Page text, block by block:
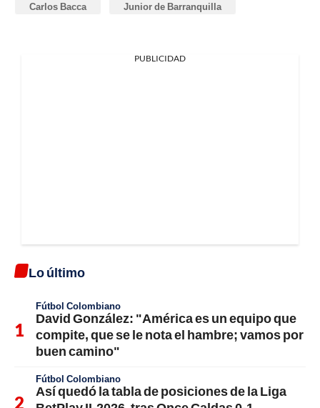
Carlos Bacca Junior de Barranquilla
PUBLICIDAD
Lo último
Fútbol Colombiano
David González: "América es un equipo que
compite, que se le nota el hambre; vamos por
buen camino"
Fútbol Colombiano
Así quedó la tabla de posiciones de la Liga